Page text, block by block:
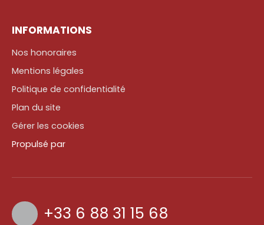
INFORMATIONS
Nos honoraires
Mentions légales
Politique de confidentialité
Plan du site
Gérer les cookies
Propulsé par
+33 6 88 31 15 68